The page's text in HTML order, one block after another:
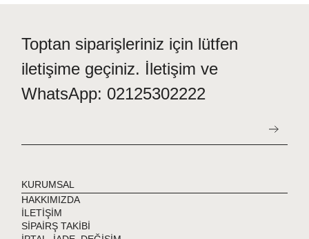
Toptan siparişleriniz için lütfen
iletişime geçiniz. İletişim ve
WhatsApp: 02125302222
KURUMSAL
HAKKIMIZDA
İLETİŞİM
SİPAİRŞ TAKİBİ